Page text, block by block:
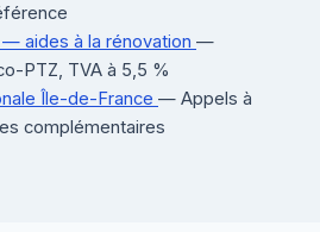
aides à la rénovation —
PTZ, TVA à 5,5 %
Île-de-France — Appels à
complémentaires